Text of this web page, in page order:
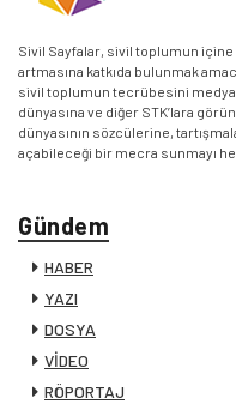
Sivil Sayfalar, sivil toplumun içine
artmasına katkıda bulunmak
sivil toplumun tecrübesini
dünyasına ve diğer STK’lara
dünyasının sözcülerine,
açabileceği bir mecra sunmayı
Gündem
HABER
YAZI
DOSYA
VİDEO
RÖPORTAJ